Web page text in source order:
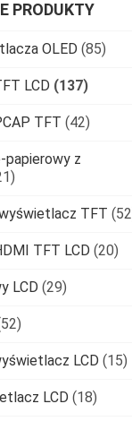
PRODUKTY
OLED (85)
LCD (137)
TFT (42)
z
TFT
TFT LCD (20)
LCD (29)
LCD (15)
LCD (18)